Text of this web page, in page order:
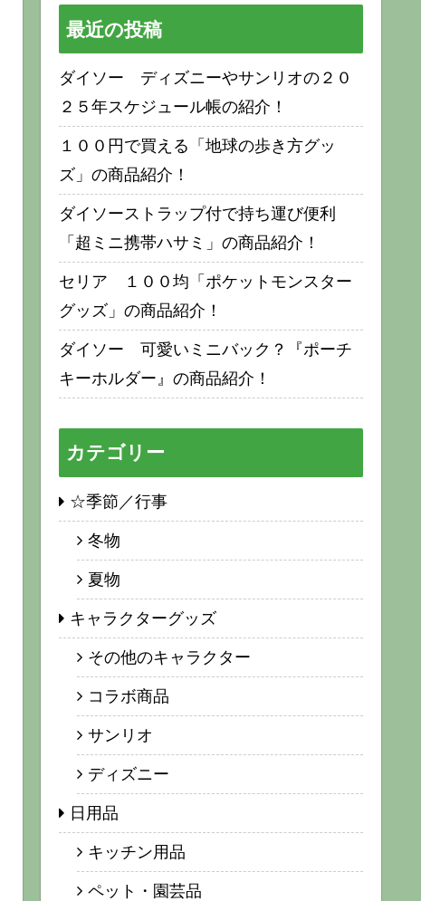
最近の投稿
ダイソー ディズニーやサンリオの２０
２５年スケジュール帳の紹介！
１００円で買える「地球の歩き方グッ
ズ」の商品紹介！
ダイソーストラップ付で持ち運び便利
「超ミニ携帯ハサミ」の商品紹介！
セリア １００均「ポケットモンスター
グッズ」の商品紹介！
ダイソー 可愛いミニバック？『ポーチ
キーホルダー』の商品紹介！
カテゴリー
☆季節／行事
冬物
夏物
キャラクターグッズ
その他のキャラクター
コラボ商品
サンリオ
ディズニー
日用品
キッチン用品
ペット・園芸品